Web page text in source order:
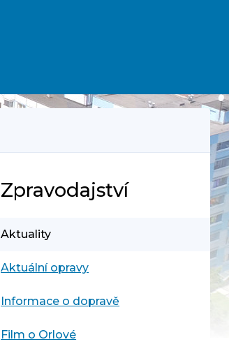
Zpravodajství
Aktuality
Aktuální opravy
Informace o dopravě
Film o Orlové